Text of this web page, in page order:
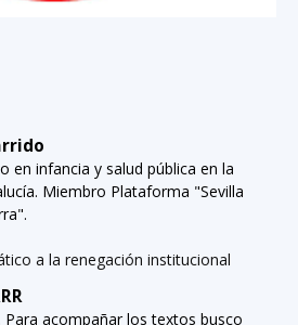
en infancia y salud pública en la
Miembro Plataforma "Sevilla
a la renegación institucional
Para acompañar los textos busco